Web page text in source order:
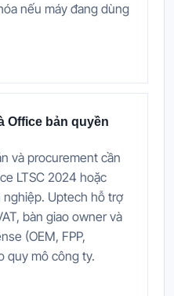
nếu máy đang dùng
Office bản quyền
và procurement cần
LTSC 2024 hoặc
Uptech hỗ trợ
bàn giao owner và
(OEM, FPP,
quy mô công ty.